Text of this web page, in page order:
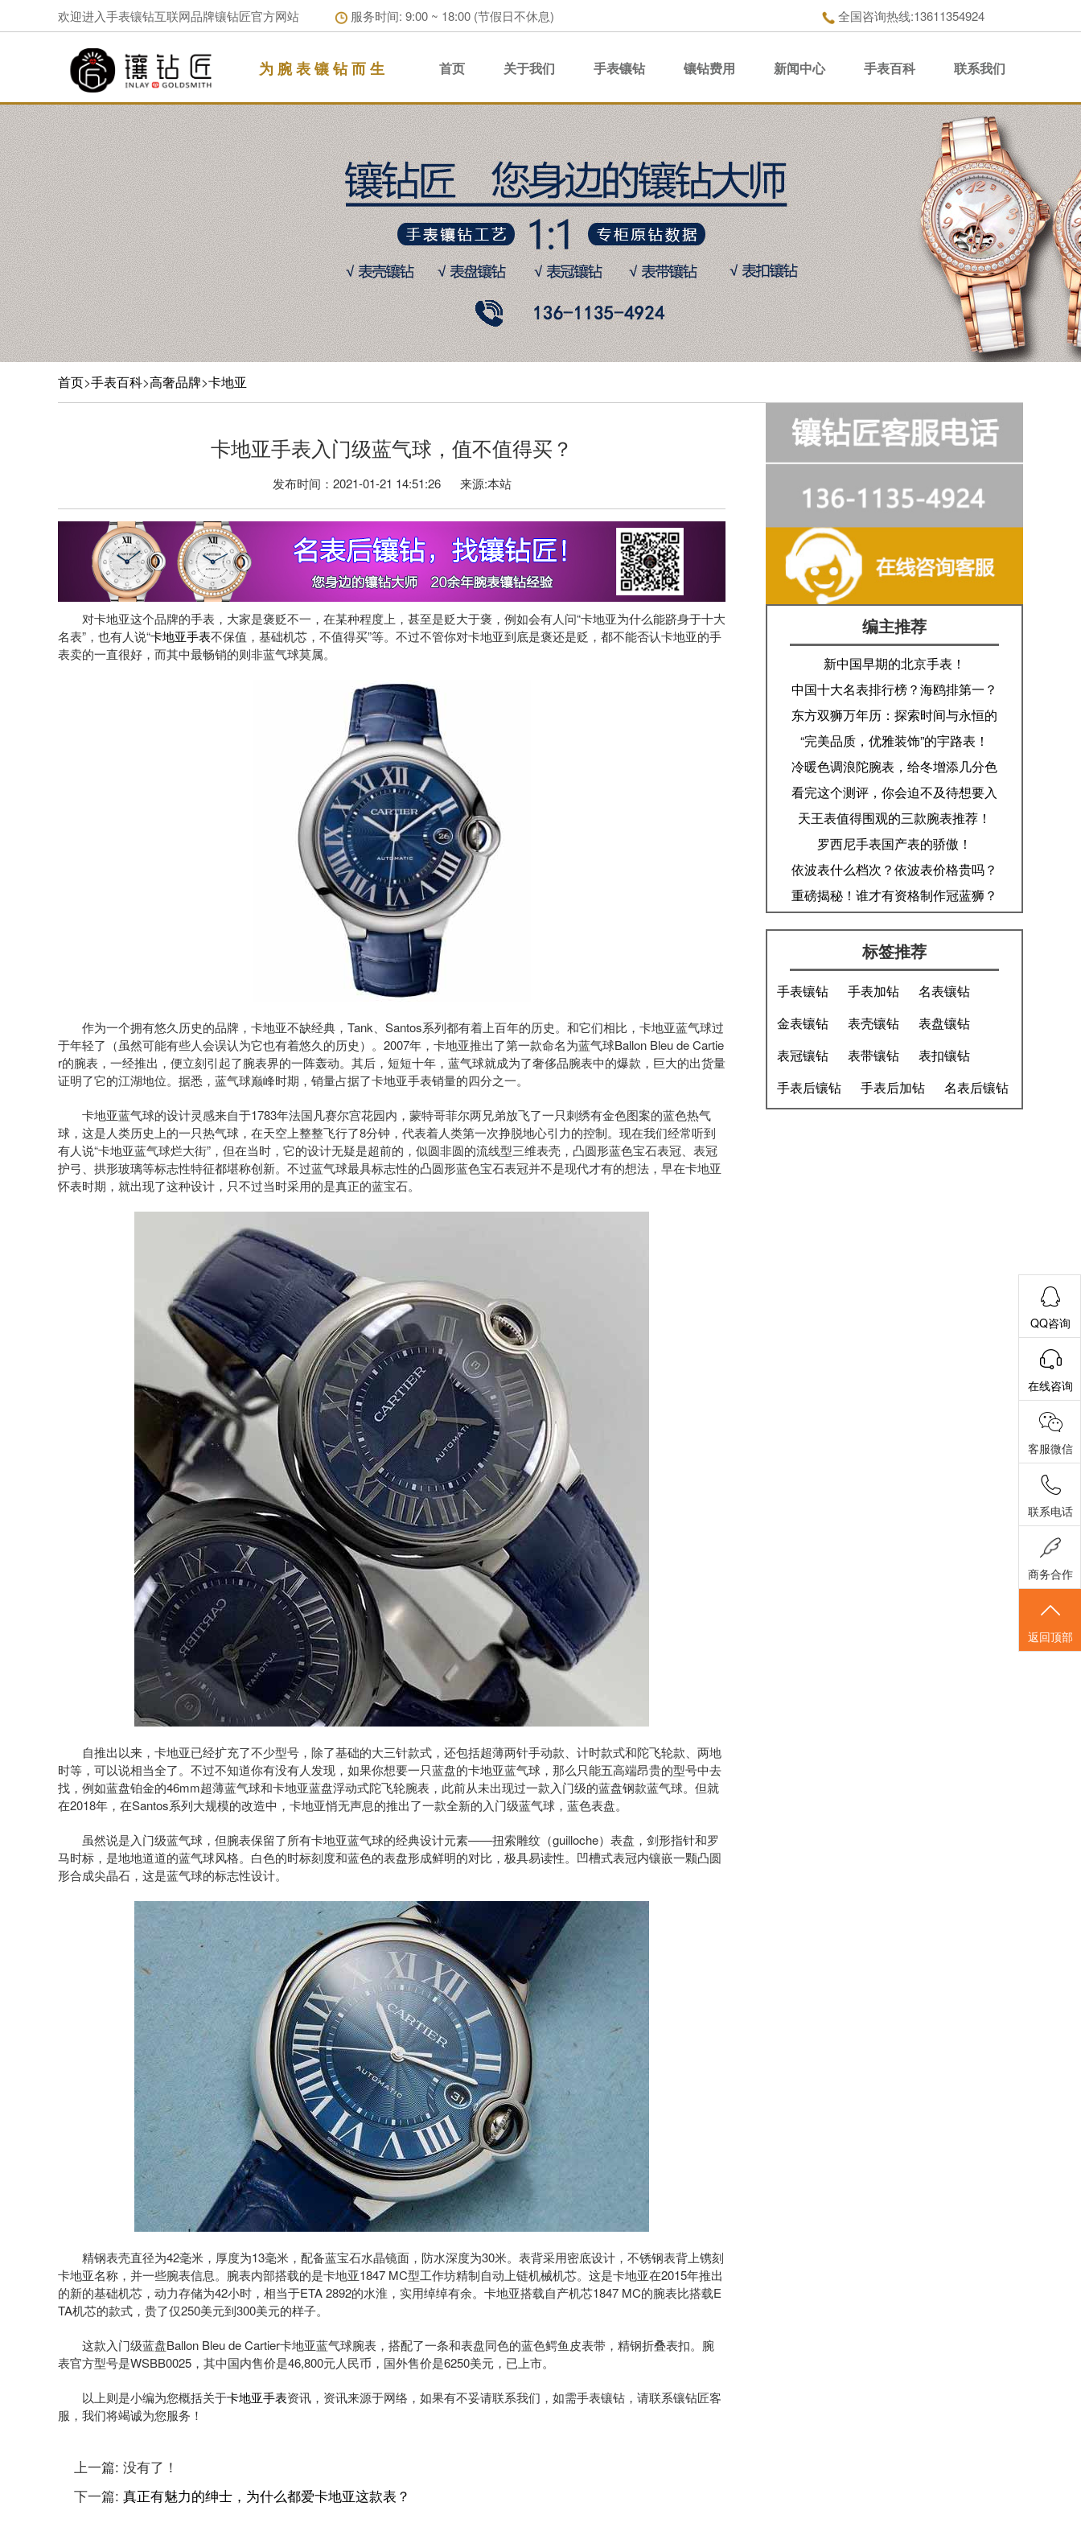
欢迎进入手表镶钻互联网品牌镶钻匠官方网站 服务时间: 9:00 ~ 18:00 (节假日不休息) 全国咨询热线:13611354924
为 腕 表 镶 钻 而 生 首页 关于我们 手表镶钻 镶钻费用 新闻中心 手表百科 联系我们
首页>手表百科>高奢品牌>卡地亚
​卡地亚手表入门级蓝气球，值不值得买？
发布时间：2021-01-21 14:51:26 来源:本站
对卡地亚这个品牌的手表，大家是褒贬不一，在某种程度上，甚至是贬大于褒，例如会有人问“卡地亚为什么能跻身于十大
名表”，也有人说“卡地亚手表不保值，基础机芯，不值得买”等。不过不管你对卡地亚到底是褒还是贬，都不能否认卡地亚的手
表卖的一直很好，而其中最畅销的则非蓝气球莫属。
作为一个拥有悠久历史的品牌，卡地亚不缺经典，Tank、Santos系列都有着上百年的历史。和它们相比，卡地亚蓝气球过
于年轻了（虽然可能有些人会误认为它也有着悠久的历史）。2007年，卡地亚推出了第一款命名为蓝气球Ballon Bleu de Cartie
r的腕表，一经推出，便立刻引起了腕表界的一阵轰动。其后，短短十年，蓝气球就成为了奢侈品腕表中的爆款，巨大的出货量
证明了它的江湖地位。据悉，蓝气球巅峰时期，销量占据了卡地亚手表销量的四分之一。
卡地亚蓝气球的设计灵感来自于1783年法国凡赛尔宫花园内，蒙特哥菲尔两兄弟放飞了一只刺绣有金色图案的蓝色热气
球，这是人类历史上的一只热气球，在天空上整整飞行了8分钟，代表着人类第一次挣脱地心引力的控制。现在我们经常听到
有人说“卡地亚蓝气球烂大街”，但在当时，它的设计无疑是超前的，似圆非圆的流线型三维表壳，凸圆形蓝色宝石表冠、表冠
护弓、拱形玻璃等标志性特征都堪称创新。不过蓝气球最具标志性的凸圆形蓝色宝石表冠并不是现代才有的想法，早在卡地亚
怀表时期，就出现了这种设计，只不过当时采用的是真正的蓝宝石。
自推出以来，卡地亚已经扩充了不少型号，除了基础的大三针款式，还包括超薄两针手动款、计时款式和陀飞轮款、两地
时等，可以说相当全了。不过不知道你有没有人发现，如果你想要一只蓝盘的卡地亚蓝气球，那么只能五高端昂贵的型号中去
找，例如蓝盘铂金的46mm超薄蓝气球和卡地亚蓝盘浮动式陀飞轮腕表，此前从未出现过一款入门级的蓝盘钢款蓝气球。但就
在2018年，在Santos系列大规模的改造中，卡地亚悄无声息的推出了一款全新的入门级蓝气球，蓝色表盘。
虽然说是入门级蓝气球，但腕表保留了所有卡地亚蓝气球的经典设计元素——扭索雕纹（guilloche）表盘，剑形指针和罗
马时标，是地地道道的蓝气球风格。白色的时标刻度和蓝色的表盘形成鲜明的对比，极具易读性。凹槽式表冠内镶嵌一颗凸圆
形合成尖晶石，这是蓝气球的标志性设计。
精钢表壳直径为42毫米，厚度为13毫米，配备蓝宝石水晶镜面，防水深度为30米。表背采用密底设计，不锈钢表背上镌刻
卡地亚名称，并一些腕表信息。腕表内部搭载的是卡地亚1847 MC型工作坊精制自动上链机械机芯。这是卡地亚在2015年推出
的新的基础机芯，动力存储为42小时，相当于ETA 2892的水淮，实用绰绰有余。卡地亚搭载自产机芯1847 MC的腕表比搭载E
TA机芯的款式，贵了仅250美元到300美元的样子。
这款入门级蓝盘Ballon Bleu de Cartier卡地亚蓝气球腕表，搭配了一条和表盘同色的蓝色鳄鱼皮表带，精钢折叠表扣。腕
表官方型号是WSBB0025，其中国内售价是46,800元人民币，国外售价是6250美元，已上市。
以上则是小编为您概括关于卡地亚手表资讯，资讯来源于网络，如果有不妥请联系我们，如需手表镶钻，请联系镶钻匠客
服，我们将竭诚为您服务！
上一篇: 没有了！
下一篇: 真正有魅力的绅士，为什么都爱卡地亚这款表？
编主推荐
新中国早期的北京手表！
中国十大名表排行榜？海鸥排第一？
东方双狮万年历：探索时间与永恒的
奥秘！
“完美品质，优雅装饰”的宇路表！
冷暖色调浪陀腕表，给冬增添几分色
彩！
看完这个测评，你会迫不及待想要入
手一枚朗坤！
天王表值得围观的三款腕表推荐！
罗西尼手表国产表的骄傲！
依波表什么档次？依波表价格贵吗？
重磅揭秘！谁才有资格制作冠蓝狮？​
标签推荐
手表镶钻 手表加钻
名表镶钻
金表镶钻
表壳镶钻
表盘镶钻
表冠镶钻
表带镶钻
表扣镶钻
手表后镶钻
手表后加钻 名表后镶钻
QQ咨询
在线咨询
客服微信
联系电话
商务合作
返回顶部